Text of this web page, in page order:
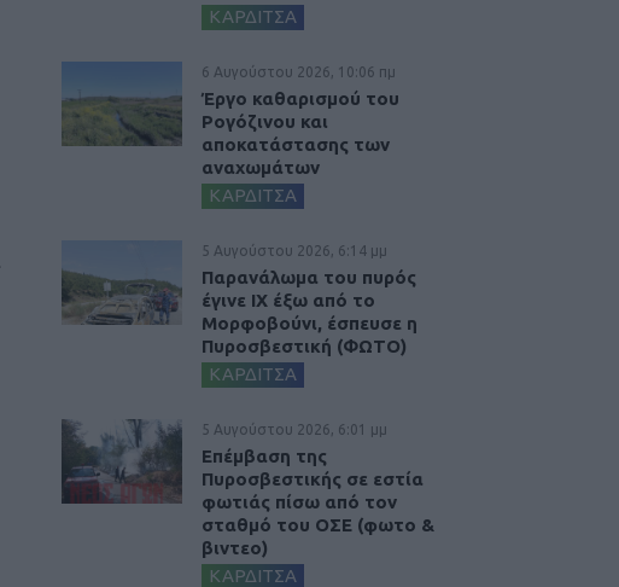
ΚΑΡΔΙΤΣΑ
6 Αυγούστου 2026, 10:06 πμ
Έργο καθαρισμού του
Ρογόζινου και
αποκατάστασης των
αναχωμάτων
ΚΑΡΔΙΤΣΑ
5 Αυγούστου 2026, 6:14 μμ
Παρανάλωμα του πυρός
έγινε ΙΧ έξω από το
Μορφοβούνι, έσπευσε η
Πυροσβεστική (ΦΩΤΟ)
ΚΑΡΔΙΤΣΑ
5 Αυγούστου 2026, 6:01 μμ
Επέμβαση της
Πυροσβεστικής σε εστία
φωτιάς πίσω από τον
σταθμό του ΟΣΕ (φωτο &
βιντεο)
ΚΑΡΔΙΤΣΑ